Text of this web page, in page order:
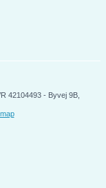
42104493 - Byvej 9B,